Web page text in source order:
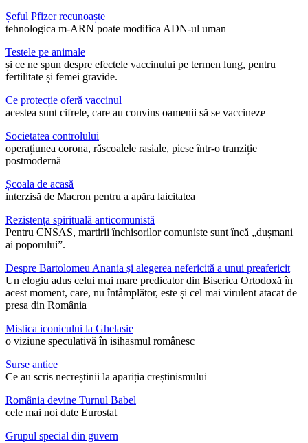
Șeful Pfizer recunoaște
tehnologica m-ARN poate modifica ADN-ul uman
Testele pe animale
și ce ne spun despre efectele vaccinului pe termen lung, pentru
fertilitate și femei gravide.
Ce protecție oferă vaccinul
acestea sunt cifrele, care au convins oamenii să se vaccineze
Societatea controlului
operațiunea corona, răscoalele rasiale, piese într-o tranziție
postmodernă
Școala de acasă
interzisă de Macron pentru a apăra laicitatea
Rezistența spirituală anticomunistă
Pentru CNSAS, martirii închisorilor comuniste sunt încă „dușmani
ai poporului”.
Despre Bartolomeu Anania și alegerea nefericită a unui preafericit
Un elogiu adus celui mai mare predicator din Biserica Ortodoxă în
acest moment, care, nu întâmplător, este și cel mai virulent atacat de
presa din România
Mistica iconicului la Ghelasie
o viziune speculativă în isihasmul românesc
Surse antice
Ce au scris necreștinii la apariția creștinismului
România devine Turnul Babel
cele mai noi date Eurostat
Grupul special din guvern